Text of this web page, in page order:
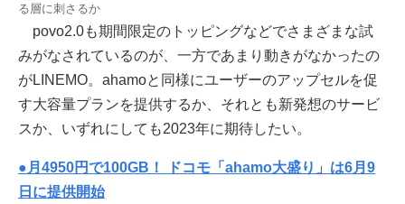
る層に刺さるか
povo2.0も期間限定のトッピングなどでさまざまな試
みがなされているのが、一方であまり動きがなかったの
がLINEMO。ahamoと同様にユーザーのアップセルを促
す大容量プランを提供するか、それとも新発想のサービ
スか、いずれにしても2023年に期待したい。
●月4950円で100GB！ ドコモ「ahamo大盛り」は6月9
日に提供開始